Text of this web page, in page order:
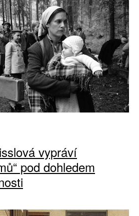
vypráví
pod dohledem